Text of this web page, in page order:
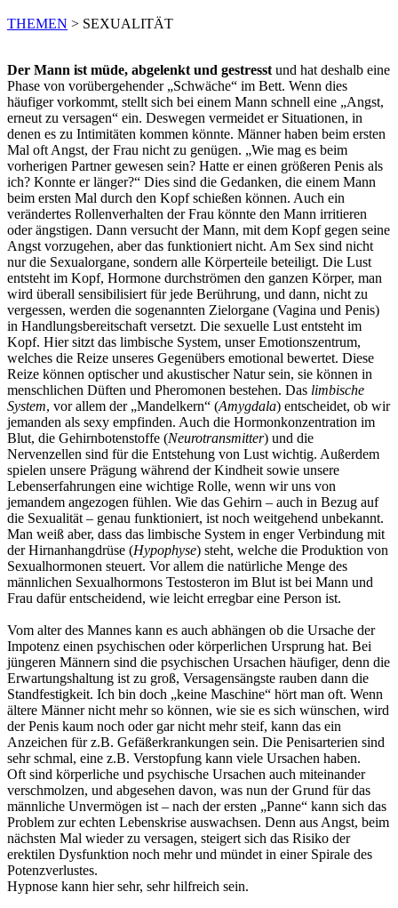
THEMEN > SEXUALITÄT
Der Mann ist müde, abgelenkt und gestresst und hat deshalb eine
Phase von vorübergehender „Schwäche“ im Bett. Wenn dies
häufiger vorkommt, stellt sich bei einem Mann schnell eine „Angst,
erneut zu versagen“ ein. Deswegen vermeidet er Situationen, in
denen es zu Intimitäten kommen könnte. Männer haben beim ersten
Mal oft Angst, der Frau nicht zu genügen. „Wie mag es beim
vorherigen Partner gewesen sein? Hatte er einen größeren Penis als
ich? Konnte er länger?“ Dies sind die Gedanken, die einem Mann
beim ersten Mal durch den Kopf schießen können. Auch ein
verändertes Rollenverhalten der Frau könnte den Mann irritieren
oder ängstigen. Dann versucht der Mann, mit dem Kopf gegen seine
Angst vorzugehen, aber das funktioniert nicht. Am Sex sind nicht
nur die Sexualorgane, sondern alle Körperteile beteiligt. Die Lust
entsteht im Kopf, Hormone durchströmen den ganzen Körper, man
wird überall sensibilisiert für jede Berührung, und dann, nicht zu
vergessen, werden die sogenannten Zielorgane (Vagina und Penis)
in Handlungsbereitschaft versetzt. Die sexuelle Lust entsteht im
Kopf. Hier sitzt das limbische System, unser Emotionszentrum,
welches die Reize unseres Gegenübers emotional bewertet. Diese
Reize können optischer und akustischer Natur sein, sie können in
menschlichen Düften und Pheromonen bestehen. Das limbische
System, vor allem der „Mandelkern“ (Amygdala) entscheidet, ob wir
jemanden als sexy empfinden. Auch die Hormonkonzentration im
Blut, die Gehirnbotenstoffe (Neurotransmitter) und die
Nervenzellen sind für die Entstehung von Lust wichtig. Außerdem
spielen unsere Prägung während der Kindheit sowie unsere
Lebenserfahrungen eine wichtige Rolle, wenn wir uns von
jemandem angezogen fühlen. Wie das Gehirn – auch in Bezug auf
die Sexualität – genau funktioniert, ist noch weitgehend unbekannt.
Man weiß aber, dass das limbische System in enger Verbindung mit
der Hirnanhangdrüse (Hypophyse) steht, welche die Produktion von
Sexualhormonen steuert. Vor allem die natürliche Menge des
männlichen Sexualhormons Testosteron im Blut ist bei Mann und
Frau dafür entscheidend, wie leicht erregbar eine Person ist.
Vom alter des Mannes kann es auch abhängen ob die Ursache der
Impotenz einen psychischen oder körperlichen Ursprung hat. Bei
jüngeren Männern sind die psychischen Ursachen häufiger, denn die
Erwartungshaltung ist zu groß, Versagensängste rauben dann die
Standfestigkeit. Ich bin doch „keine Maschine“ hört man oft. Wenn
ältere Männer nicht mehr so können, wie sie es sich wünschen, wird
der Penis kaum noch oder gar nicht mehr steif, kann das ein
Anzeichen für z.B. Gefäßerkrankungen sein. Die Penisarterien sind
sehr schmal, eine z.B. Verstopfung kann viele Ursachen haben.
Oft sind körperliche und psychische Ursachen auch miteinander
verschmolzen, und abgesehen davon, was nun der Grund für das
männliche Unvermögen ist – nach der ersten „Panne“ kann sich das
Problem zur echten Lebenskrise auswachsen. Denn aus Angst, beim
nächsten Mal wieder zu versagen, steigert sich das Risiko der
erektilen Dysfunktion noch mehr und mündet in einer Spirale des
Potenzverlustes.
Hypnose kann hier sehr, sehr hilfreich sein.